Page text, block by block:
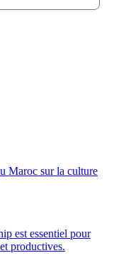
Maroc sur la culture
est essentiel pour
productives.